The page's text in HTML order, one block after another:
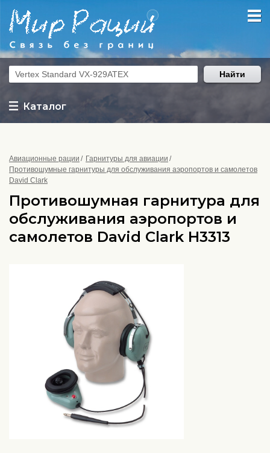
Каталог
Найти
Авиационные рации
Гарнитуры для авиации
Противошумные гарнитуры для обслуживания аэропортов и самолетов
David Clark
Противошумная гарнитура для
обслуживания аэропортов и
самолетов David Clark H3313